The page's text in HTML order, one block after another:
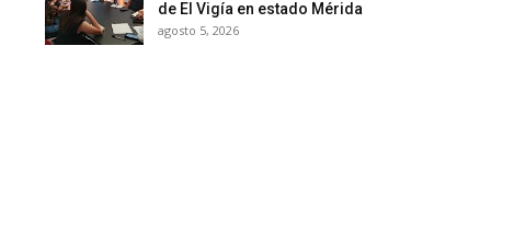
de El Vigía en estado Mérida
agosto 5, 2026